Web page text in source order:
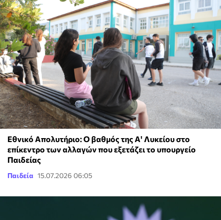
Εθνικό Απολυτήριο: Ο βαθμός της Α' Λυκείου στο
επίκεντρο των αλλαγών που εξετάζει το υπουργείο
Παιδείας
Παιδεία 15.07.2026 06:05